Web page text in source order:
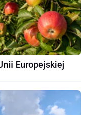
Europejskiej